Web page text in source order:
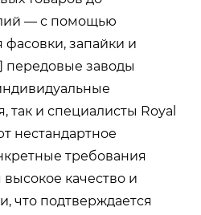
— с помощью
запайки и
передовые заводы
и специалисты Royal
нестандартное
требования
высокое качество и
что подтверждается